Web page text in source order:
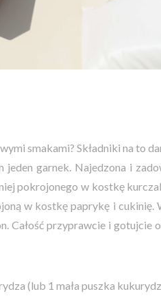
smakami? Składniki na to
garnek. Najedzona i
pokrojonego w kostkę
w kostkę paprykę i cukinię.
Całość przyprawcie i gotujcie
(lub 1 mała puszka